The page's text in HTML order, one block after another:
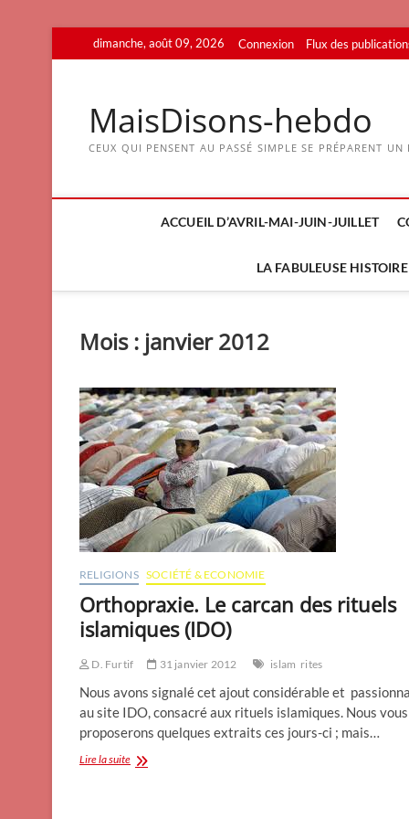
to
dimanche, août 09, 2026 Connexion Flux des
MaisDisons-hebdo
CEUX QUI PENSENT AU PASSÉ SIMPLE SE PRÉPARENT
ACCUEIL D’AVRIL-MAI-JUIN-JUILLET
LA FABULEUSE
Mois : janvier 2012
RELIGIONS SOCIÉTÉ & ECONOMIE
Orthopraxie. Le carcan des rituels
islamiques (IDO)
D. Furtif 31 janvier 2012 islam rites
Nous avons signalé cet ajout considérable et
au site IDO, consacré aux rituels islamiques. Nous
proposerons quelques extraits ces jours-ci ; mais…
Lire la suiteOrthopraxie.